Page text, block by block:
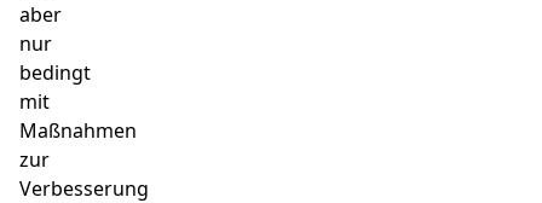
aber
nur
bedingt
mit
Maßnahmen
zur
Verbesserung